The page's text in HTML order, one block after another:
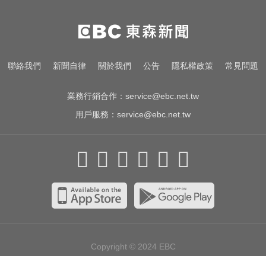
奧運、世界盃「性招待裁判」 南韓
足協報公帳被抓包
涉製毒、跨國販毒！埃及女星被判
聯絡我們 新聞自律 關於我們 公告 隱私權政策 常見問題
業務行銷合作： service@ebc.net.tw
用戶服務： service@ebc.net.tw
Copyright © 2024 EBC